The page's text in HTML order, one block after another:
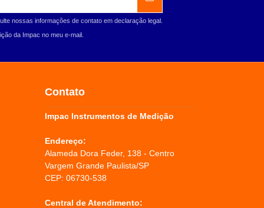
nossas informações de contato em declaração legal.
da Impac no meu e-mail.
Contato
Impac Instrumentos de Medição
Endereço:
Alameda Dora Feder, 138 - Centro
Vargem Grande Paulista/SP
CEP: 06730-538
Central de Atendimento: